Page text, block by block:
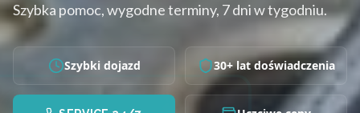
Szybka pomoc, wygodne terminy, 7 dni w tygodniu.
Szybki dojazd 30+ lat doświadczenia